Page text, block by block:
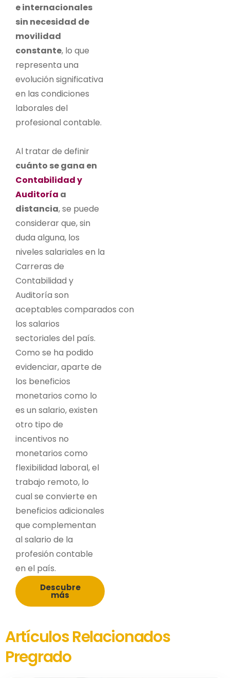
e internacionales
sin necesidad de
movilidad
constante, lo que
representa una
evolución significativa
en las condiciones
laborales del
profesional contable.
Al tratar de definir
cuánto se gana en
Contabilidad y
Auditoría a
distancia, se puede
considerar que, sin
duda alguna, los
niveles salariales en la
Carreras de
Contabilidad y
Auditoría son
aceptables comparados con
los salarios
sectoriales del país.
Como se ha podido
evidenciar, aparte de
los beneficios
monetarios como lo
es un salario, existen
otro tipo de
incentivos no
monetarios como
flexibilidad laboral, el
trabajo remoto, lo
cual se convierte en
beneficios adicionales
que complementan
al salario de la
profesión contable
en el país.
Descubre
más
Artículos Relacionados
Pregrado